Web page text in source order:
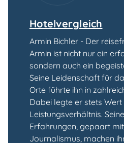
Hotelvergleich
Armin Bichler - Der
Armin ist nicht nur ein
sondern auch ein
Seine Leidenschaft für
Orte führte ihn in
Dabei legte er stets
Leistungsverhältnis.
Erfahrungen, gepaart
Journalismus, machen